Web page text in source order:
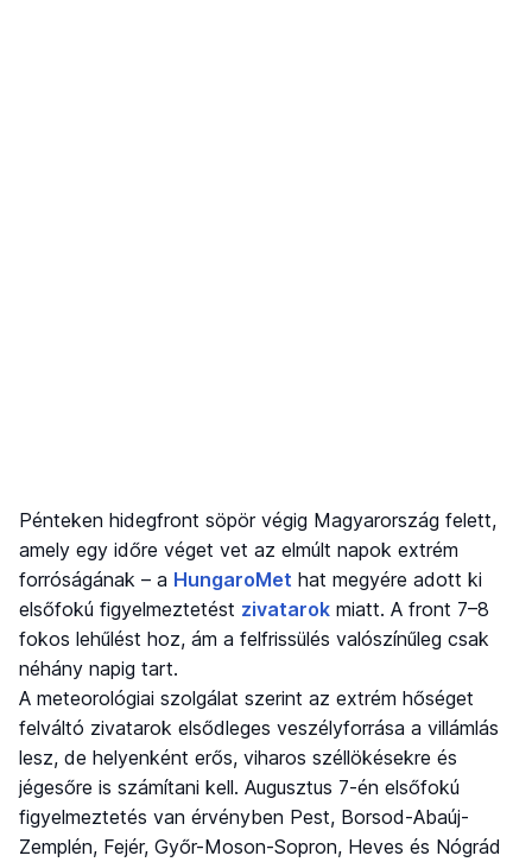
Pénteken hidegfront söpör végig Magyarország felett,
amely egy időre véget vet az elmúlt napok extrém
forróságának – a HungaroMet hat megyére adott ki
elsőfokú figyelmeztetést zivatarok miatt. A front 7–8
fokos lehűlést hoz, ám a felfrissülés valószínűleg csak
néhány napig tart.
A meteorológiai szolgálat szerint az extrém hőséget
felváltó zivatarok elsődleges veszélyforrása a villámlás
lesz, de helyenként erős, viharos széllökésekre és
jégesőre is számítani kell. Augusztus 7-én elsőfokú
figyelmeztetés van érvényben Pest, Borsod-Abaúj-
Zemplén, Fejér, Győr-Moson-Sopron, Heves és Nógrád